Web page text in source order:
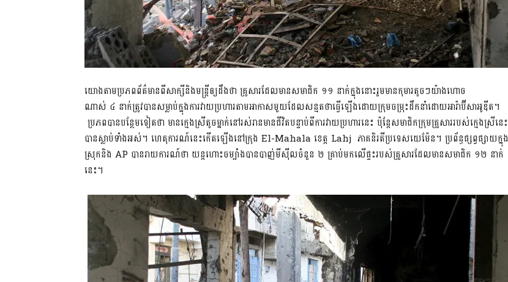
យោងតាមប្រភពព័ត៌មានពីសាក្សីនិងមន្ត្រីឲ្យដឹងថា គ្រូសារដែលមានសមាជិក ១១ នាក់ក្នុងនោះរួមមានកុមារតូចៗយ៉ាងហោច
ណាស់ ៤ នាក់ត្រូវបានសម្លាប់ក្នុងការវាយប្រហារតាមអាកាសមួយដែលសន្មតថាធ្វើឡើងដោយក្រុមចម្រុះដឹកនាំដោយអារ៉ាប៊ីសាអូឌីត។
ប្រភពបានបន្ថែមទៀតថា មានក្មេងស្រីតូចម្នាក់នៅរស់រានមានជីវិតបន្ទាប់ពីការវាយប្រហារនេះ ប៉ុន្តែសមាជិកក្រុមគ្រួសាររបស់ក្មេងស្រីនេះ
បានស្លាប់ទាំងអស់។ ហេតុការណ៍នេះកើតឡើងនៅក្រុង El-Mahala ខេត្ត Lahj ភាគនិរតីប្រទេសយេម៉ែន។ ប្រព័ន្ធផ្សព្វផ្សាយក្នុង
ស្រុកនិង AP បានរាយការណ៍ថា យន្ដហោះចម្បាំងបានបាញ់មីស៊ីលចំនួន ២ គ្រាប់មកលើផ្ទះរបស់គ្រួសារដែលមានសមាជិក ១២ នាក់
នេះ។